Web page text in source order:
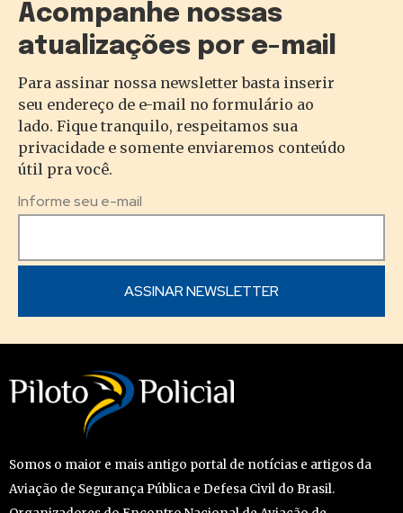
Acompanhe nossas
atualizações por e-mail
Para assinar nossa newsletter basta inserir
seu endereço de e-mail no formulário ao
lado. Fique tranquilo, respeitamos sua
privacidade e somente enviaremos conteúdo
útil pra você.
Informe seu e-mail
Somos o maior e mais antigo portal de notícias e artigos da
Aviação de Segurança Pública e Defesa Civil do Brasil.